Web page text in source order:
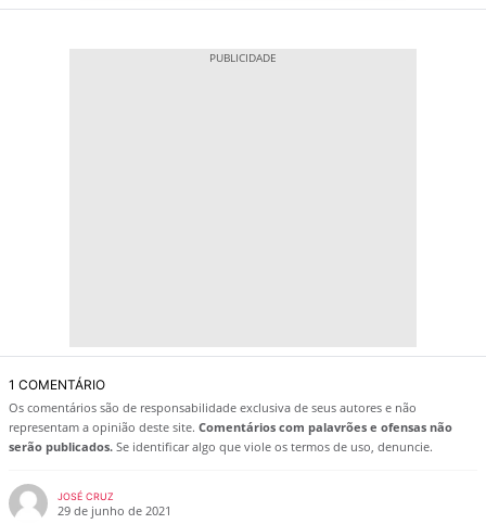
1 COMENTÁRIO
Os comentários são de responsabilidade exclusiva de seus autores e não
representam a opinião deste site. Comentários com palavrões e ofensas não
serão publicados. Se identificar algo que viole os termos de uso, denuncie.
JOSÉ CRUZ
29 de junho de 2021